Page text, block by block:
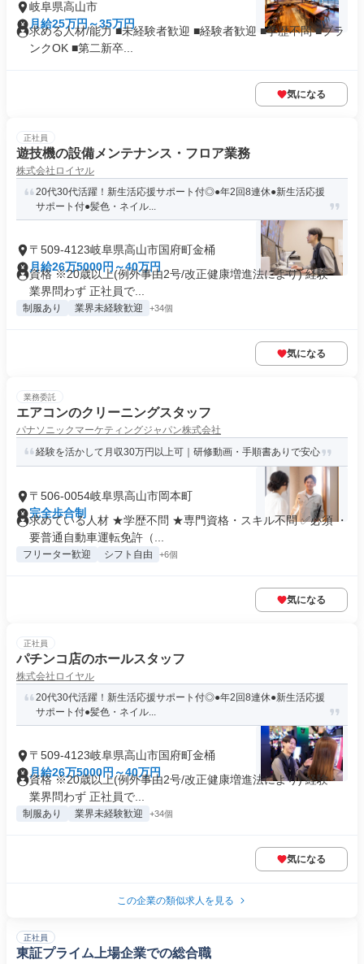
岐阜県高山市
月給25万円～35万円
求める人材/能力 ■未経験者歓迎 ■経験者歓迎 ■学歴不問 ■ブラ
ンクOK ■第二新卒...
気になる
正社員
遊技機の設備メンテナンス・フロア業務
株式会社ロイヤル
20代30代活躍！新生活応援サポート付◎●年2回8連休●新生活応援
サポート付●髪色・ネイル...
〒509-4123岐阜県高山市国府町金桶
月給26万5000円～40万円
資格 ※20歳以上(例外事由2号/改正健康増進法により) 経験・
業界問わず 正社員で...
制服あり 業界未経験歓迎 +34個
気になる
業務委託
エアコンのクリーニングスタッフ
パナソニックマーケティングジャパン株式会社
経験を活かして月収30万円以上可｜研修動画・手順書ありで安心
〒506-0054岐阜県高山市岡本町
完全歩合制
求めている人材 ★学歴不問 ★専門資格・スキル不問 ✅必須 ・
要普通自動車運転免許（...
フリーター歓迎 シフト自由 +6個
気になる
正社員
パチンコ店のホールスタッフ
株式会社ロイヤル
20代30代活躍！新生活応援サポート付◎●年2回8連休●新生活応援
サポート付●髪色・ネイル...
〒509-4123岐阜県高山市国府町金桶
月給26万5000円～40万円
資格 ※20歳以上(例外事由2号/改正健康増進法により) 経験・
業界問わず 正社員で...
制服あり 業界未経験歓迎 +34個
気になる
この企業の類似求人を見る
正社員
東証プライム上場企業での総合職